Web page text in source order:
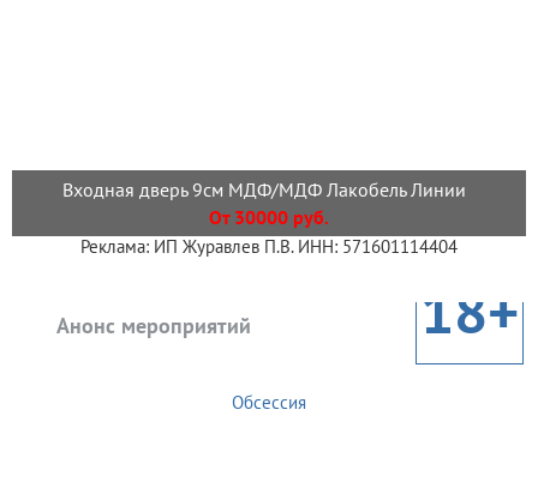
Входная дверь 9см МДФ/МДФ Лакобель Линии
От 30000 руб.
Реклама: ИП Журавлев П.В. ИНН: 571601114404
Анонс мероприятий 18+
Обсессия